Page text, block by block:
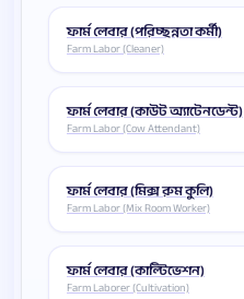
ফার্ম লেবার (পরিচ্ছন্নতা কর্মী)
Farm Labor (Cleaner)
ফার্ম লেবার (কাউট অ্যাটেনডেন্ট)
Farm Labor (Cow Attendant)
ফার্ম লেবার (মিক্স রুম কুলি)
Farm Labor (Mix Room Worker)
ফার্ম লেবার (কাল্টিভেশন)
Farm Laborer (Cultivation)